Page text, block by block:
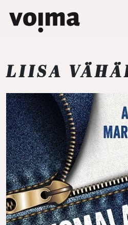
Päävalikko
LIISA